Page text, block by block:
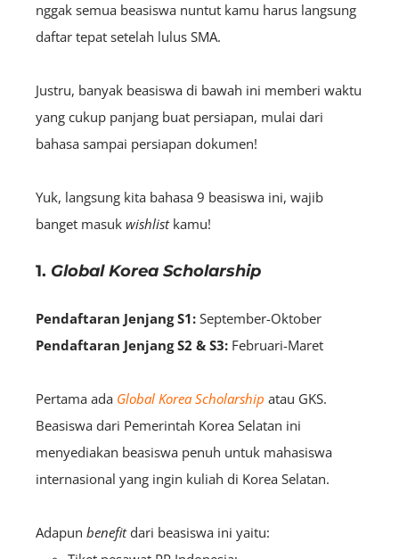
nggak semua beasiswa nuntut kamu harus langsung
daftar tepat setelah lulus SMA.
Justru, banyak beasiswa di bawah ini memberi waktu
yang cukup panjang buat persiapan, mulai dari
bahasa sampai persiapan dokumen!
Yuk, langsung kita bahasa 9 beasiswa ini, wajib
banget masuk wishlistkamu!
1. Global Korea Scholarship
Pendaftaran Jenjang S1: September-Oktober
Pendaftaran Jenjang S2 & S3: Februari-Maret
Pertama ada Global Korea Scholarship atau GKS.
Beasiswa dari Pemerintah Korea Selatan ini
menyediakan beasiswa penuh untuk mahasiswa
internasional yang ingin kuliah di Korea Selatan.
Adapun benefitdari beasiswa ini yaitu: